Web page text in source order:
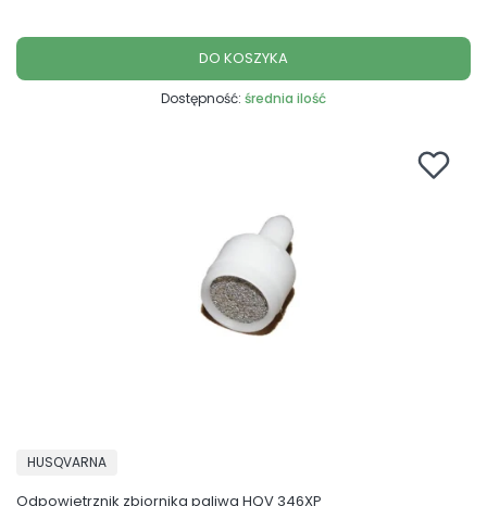
DO KOSZYKA
Dostępność: średnia ilość
Odpowietrznik zbiornika paliwa HQV 346XP
PRODUCENT
HUSQVARNA